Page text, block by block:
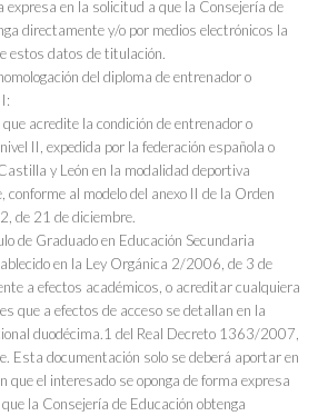
expresa en la solicitud a que la Consejería de
directamente y/o por medios electrónicos la
estos datos de titulación.
del diploma de entrenador o
acredite la condición de entrenador o
II, expedida por la federación española o
y León en la modalidad deportiva
conforme al modelo del anexo II de la Orden
de 21 de diciembre.
de Graduado en Educación Secundaria
en la Ley Orgánica 2/2006, de 3 de
a efectos académicos, o acreditar cualquiera
que a efectos de acceso se detallan en la
duodécima.1 del Real Decreto 1363/2007,
Esta documentación solo se deberá aportar en
que el interesado se oponga de forma expresa
la Consejería de Educación obtenga